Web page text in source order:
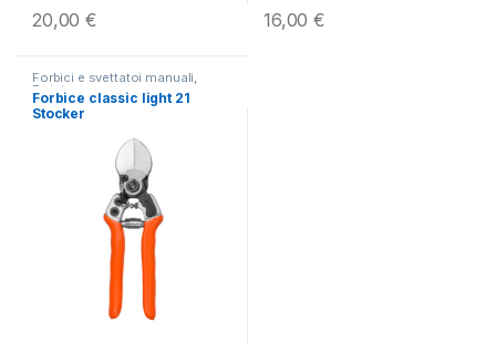
20,00€ 16,00€
Forbici e svettatoi manuali,
Potatura
Forbice classic light 21
Stocker